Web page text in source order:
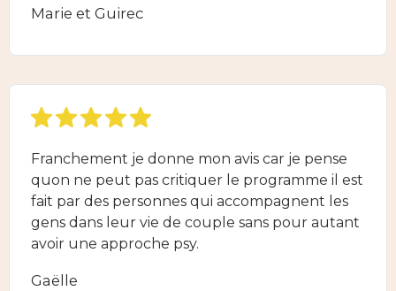
Marie et Guirec
Franchement je donne mon avis car je pense
quon ne peut pas critiquer le programme il est
fait par des personnes qui accompagnent les
gens dans leur vie de couple sans pour autant
avoir une approche psy.
Gaëlle